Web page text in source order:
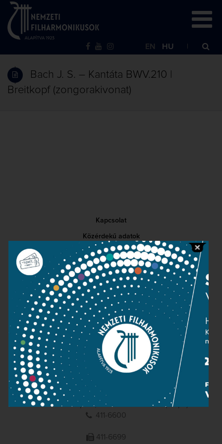
EN HU
Bach J. S. – Kantáta BWV.210 |
Breitkopf (zongorakivonat)
Kapcsolat
Közérdekű adatok
Sajtószoba
Adatvédelem
Impresszum
NEMZETI
FILHARMONIKUSOK
1095 Budapest, Komor Marcell u. 1. (Müpa)
411-6600
411-6699